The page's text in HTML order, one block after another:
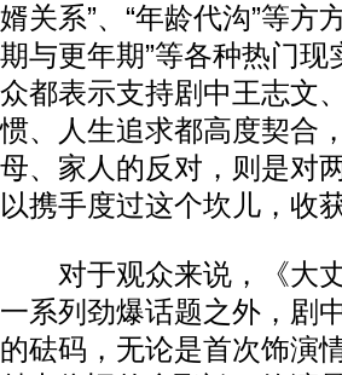
婿关系”、“年龄代沟”等方
期与更年期”等各种热门
众都表示支持剧中王志文
惯、人生追求都高度契合
母、家人的反对，则是对
以携手度过这个坎儿，收
对于观众来说，《大丈
一系列劲爆话题之外，剧
的砝码，无论是首次饰演